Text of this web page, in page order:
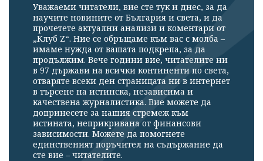
Уважаеми читатели, вие сте тук и днес, за да
научите новините от България и света, и да
прочетете актуални анализи и коментари от
„Клуб Z“. Ние се обръщаме към вас с молба –
имаме нужда от вашата подкрепа, за да
продължим. Вече години вие, читателите ни
в 97 държави на всички континенти по света,
отваряте всеки ден страницата ни в интернет
в търсене на истинска, независима и
качествена журналистика. Вие можете да
допринесете за нашия стремеж към
истината, неприкривана от финансови
зависимости. Можете да помогнете
единственият поръчител на съдържание да
сте вие – читателите.